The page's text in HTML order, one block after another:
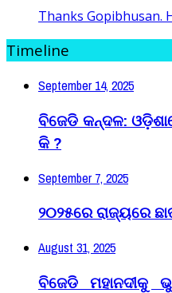
Thanks Gopibhusan.
Timeline
September 14, 2025
ବିଜେଡି କନ୍ଦଳ:
କି ?
September 7, 2025
୨୦୨୫ରେ ରାଜ୍ୟରେ
August 31, 2025
ବିଜେଡି ମହାନଦୀକୁ